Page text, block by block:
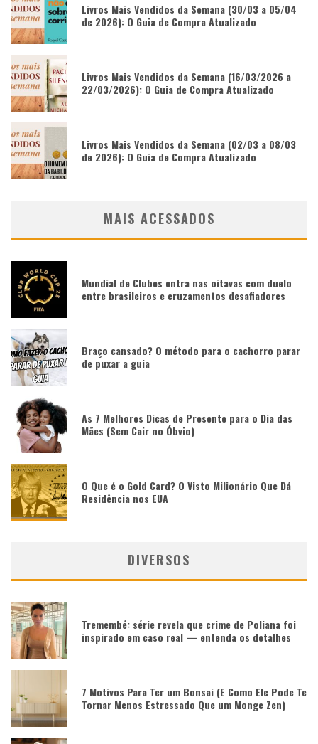
Livros Mais Vendidos da Semana (30/03 a 05/04
de 2026): O Guia de Compra Atualizado
Livros Mais Vendidos da Semana (16/03/2026 a
22/03/2026): O Guia de Compra Atualizado
Livros Mais Vendidos da Semana (02/03 a 08/03
de 2026): O Guia de Compra Atualizado
MAIS ACESSADOS
Mundial de Clubes entra nas oitavas com duelo
entre brasileiros e cruzamentos desafiadores
Braço cansado? O método para o cachorro parar
de puxar a guia
As 7 Melhores Dicas de Presente para o Dia das
Mães (Sem Cair no Óbvio)
O Que é o Gold Card? O Visto Milionário Que Dá
Residência nos EUA
DIVERSOS
Tremembé: série revela que crime de Poliana foi
inspirado em caso real — entenda os detalhes
7 Motivos Para Ter um Bonsai (E Como Ele Pode Te
Tornar Menos Estressado Que um Monge Zen)